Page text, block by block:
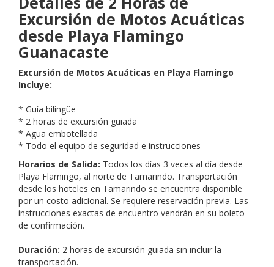
Excursión de Motos Acuáticas
desde Playa Flamingo
Guanacaste
Excursión de Motos Acuáticas en Playa Flamingo
Incluye:
* Guía bilingüe
* 2 horas de excursión guiada
* Agua embotellada
* Todo el equipo de seguridad e instrucciones
Horarios de Salida: Todos los días 3 veces al día desde
Playa Flamingo, al norte de Tamarindo. Transportación
desde los hoteles en Tamarindo se encuentra disponible
por un costo adicional. Se requiere reservación previa. Las
instrucciones exactas de encuentro vendrán en su boleto
de confirmación.
Duración: 2 horas de excursión guiada sin incluir la
transportación.